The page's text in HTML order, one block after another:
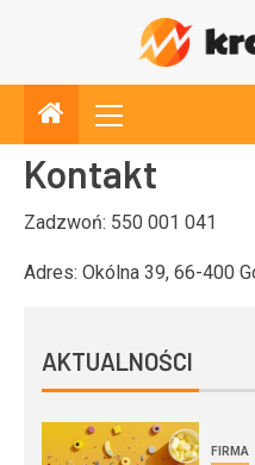
Kontakt
Zadzwoń: 550 001 041
Adres: Okólna 39, 66-400
AKTUALNOŚCI
FIRMA